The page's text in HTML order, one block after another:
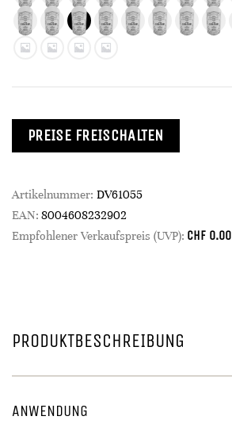
PREISE FREISCHALTEN
Artikelnummer: DV61055
EAN: 8004608232902
Empfohlener Verkaufspreis (UVP): CHF 0.00
PRODUKTBESCHREIBUNG
ANWENDUNG